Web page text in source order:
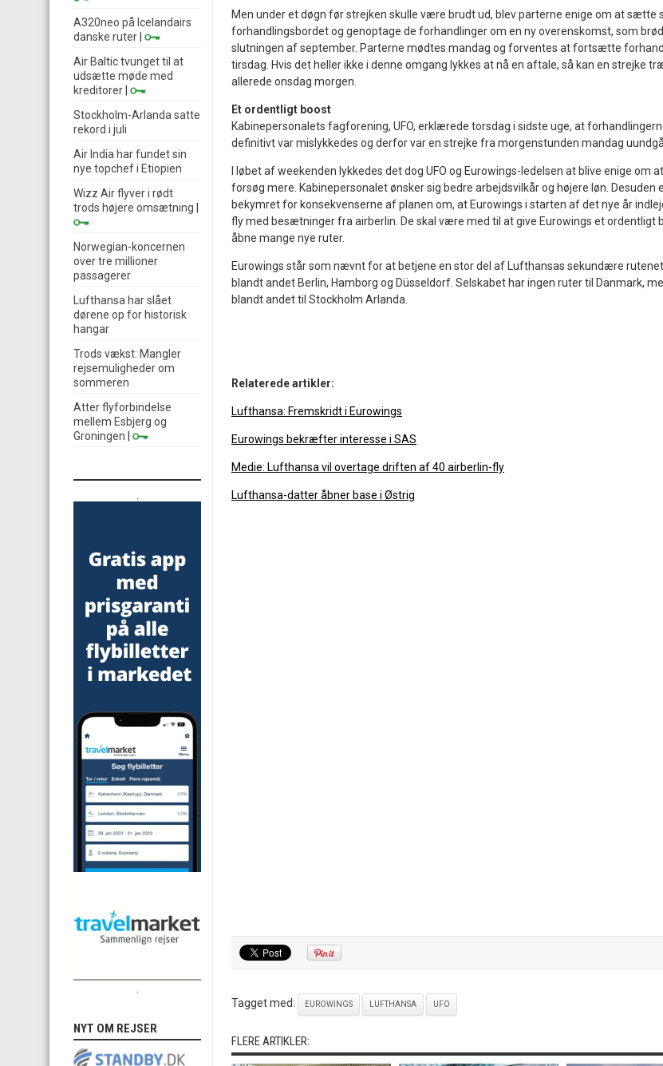
Men under et døgn før strejken skulle være brudt ud, blev parterne enige om at sætte
forhandlingsbordet og genoptage de forhandlinger om en ny overenskomst, som
slutningen af september. Parterne mødtes mandag og forventes at fortsætte
tirsdag. Hvis det heller ikke i denne omgang lykkes at nå en aftale, så kan en strejke
allerede onsdag morgen.
Et ordentligt boost
Kabinepersonalets fagforening, UFO, erklærede torsdag i sidste uge, at
definitivt var mislykkedes og derfor var en strejke fra morgenstunden mandag
I løbet af weekenden lykkedes det dog UFO og Eurowings-ledelsen at blive enige om
forsøg mere. Kabinepersonalet ønsker sig bedre arbejdsvilkår og højere løn. Desuden
bekymret for konsekvenserne af planen om, at Eurowings i starten af det nye år
fly med besætninger fra airberlin. De skal være med til at give Eurowings et ordentligt
åbne mange nye ruter.
Eurowings står som nævnt for at betjene en stor del af Lufthansas sekundære
blandt andet Berlin, Hamborg og Düsseldorf. Selskabet har ingen ruter til Danmark,
blandt andet til Stockholm Arlanda.
Relaterede artikler:
Lufthansa: Fremskridt i Eurowings
Eurowings bekræfter interesse i SAS
Medie: Lufthansa vil overtage driften af 40 airberlin-fly
Lufthansa-datter åbner base i Østrig
Tagget med: EUROWINGS LUFTHANSA UFO
FLERE ARTIKLER:
A320neo på Icelandairs
danske ruter
Air Baltic tvunget til at
udsætte møde med
kreditorer
Stockholm-Arlanda satte
rekord i juli
Air India har fundet sin
nye topchef i Etiopien
Wizz Air flyver i rødt
trods højere omsætning
Norwegian-koncernen
over tre millioner
passagerer
Lufthansa har slået
dørene op for historisk
hangar
Trods vækst: Mangler
rejsemuligheder om
sommeren
Atter flyforbindelse
mellem Esbjerg og
Groningen
NYT OM REJSER